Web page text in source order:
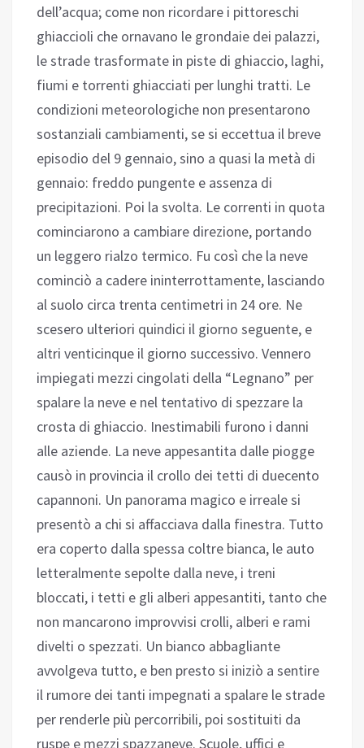
dell’acqua; come non ricordare i pittoreschi
ghiaccioli che ornavano le grondaie dei palazzi,
le strade trasformate in piste di ghiaccio, laghi,
fiumi e torrenti ghiacciati per lunghi tratti. Le
condizioni meteorologiche non presentarono
sostanziali cambiamenti, se si eccettua il breve
episodio del 9 gennaio, sino a quasi la metà di
gennaio: freddo pungente e assenza di
precipitazioni. Poi la svolta. Le correnti in quota
cominciarono a cambiare direzione, portando
un leggero rialzo termico. Fu così che la neve
cominciò a cadere ininterrottamente, lasciando
al suolo circa trenta centimetri in 24 ore. Ne
scesero ulteriori quindici il giorno seguente, e
altri venticinque il giorno successivo. Vennero
impiegati mezzi cingolati della “Legnano” per
spalare la neve e nel tentativo di spezzare la
crosta di ghiaccio. Inestimabili furono i danni
alle aziende. La neve appesantita dalle piogge
causò in provincia il crollo dei tetti di duecento
capannoni. Un panorama magico e irreale si
presentò a chi si affacciava dalla finestra. Tutto
era coperto dalla spessa coltre bianca, le auto
letteralmente sepolte dalla neve, i treni
bloccati, i tetti e gli alberi appesantiti, tanto che
non mancarono improvvisi crolli, alberi e rami
divelti o spezzati. Un bianco abbagliante
avvolgeva tutto, e ben presto si iniziò a sentire
il rumore dei tanti impegnati a spalare le strade
per renderle più percorribili, poi sostituiti da
ruspe e mezzi spazzaneve. Scuole, uffici e